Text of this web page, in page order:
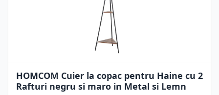
HOMCOM Cuier la copac pentru Haine cu 2
Rafturi negru si maro in Metal si Lemn